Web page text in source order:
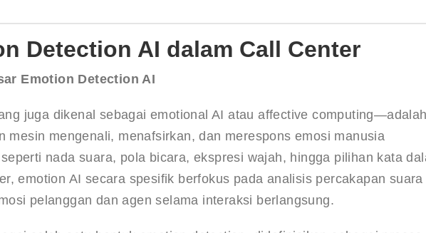
Detection AI dalam Call Center
Emotion Detection AI
juga dikenal sebagai emotional AI atau affective computing—adalah
mesin mengenali, menafsirkan, dan merespons emosi manusia
nada suara, pola bicara, ekspresi wajah, hingga pilihan kata
emotion AI secara spesifik berfokus pada analisis percakapan suara
pelanggan dan agen selama interaksi berlangsung.